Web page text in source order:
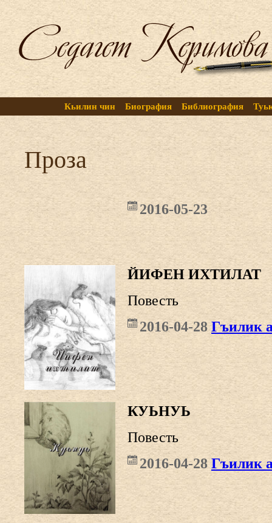
Кьилин чин Биография Библиография
Проза
2016-05-23
ЙИФЕН ИХТИЛАТ
Повесть
2016-04-28Гъилик
КУЬНУЬ
Повесть
2016-04-28 Гъилик